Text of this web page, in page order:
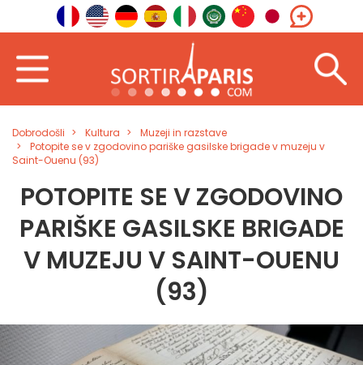
Dobrodošli Kultura
Muzeji in razstave
Potopite se v zgodovino pariške gasilske brigade v muzeju v
Saint-Ouenu (93)
POTOPITE SE V ZGODOVINO
PARIŠKE GASILSKE BRIGADE
V MUZEJU V SAINT-OUENU
(93)